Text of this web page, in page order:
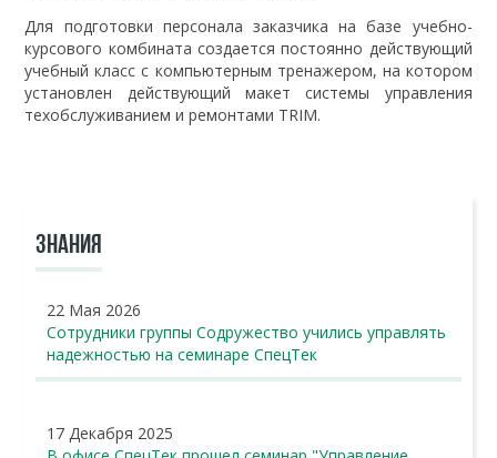
Для подготовки персонала заказчика на базе учебно-
курсового комбината создается постоянно действующий
учебный класс с компьютерным тренажером, на котором
установлен действующий макет системы управления
техобслуживанием и ремонтами TRIM.
ЗНАНИЯ
22 Мая 2026
Сотрудники группы Содружество учились управлять
надежностью на семинаре СпецТек
17 Декабря 2025